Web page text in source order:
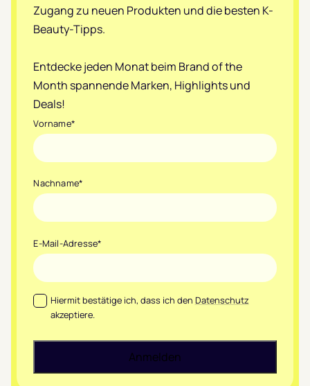
Zugang zu neuen Produkten und die besten K-
Beauty-Tipps.
Entdecke jeden Monat beim Brand of the
Month spannende Marken, Highlights und
Deals!
Vorname*
Nachname*
E-Mail-Adresse*
Datenschutz*
Hiermit bestätige ich, dass ich den Datenschutz
akzeptiere.